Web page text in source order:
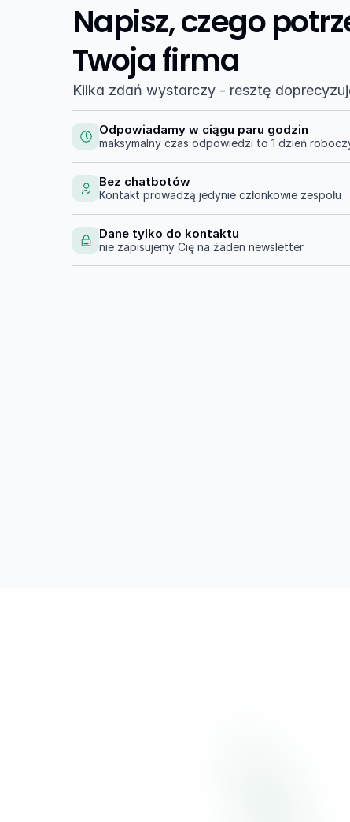
Napisz, czego
Twoja firma
Kilka zdań wystarczy - resztę
Odpowiadamy w ciągu paru godzin
maksymalny czas odpowiedzi to 1 dzień
Bez chatbotów
Kontakt prowadzą jedynie członkowie zespołu
Dane tylko do kontaktu
nie zapisujemy Cię na żaden newsletter